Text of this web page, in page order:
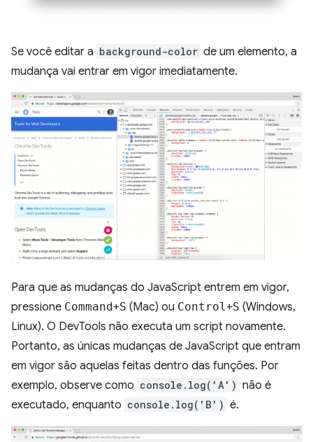
Se você editar a background-color de um elemento, a
mudança vai entrar em vigor imediatamente.
Para que as mudanças do JavaScript entrem em vigor,
pressione Command+S (Mac) ou Control+S (Windows,
Linux). O DevTools não executa um script novamente.
Portanto, as únicas mudanças de JavaScript que entram
em vigor são aquelas feitas dentro das funções. Por
exemplo, observe como console.log('A') não é
executado, enquanto console.log('B') é.